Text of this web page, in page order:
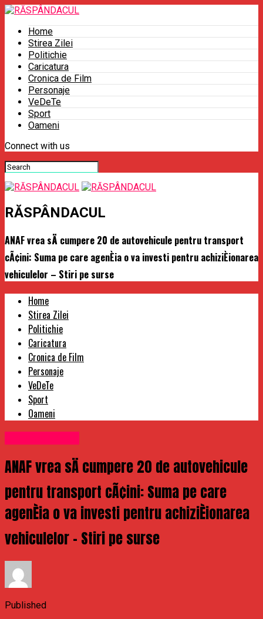
Home
Stirea Zilei
Politichie
Caricatura
Cronica de Film
Personaje
VeDeTe
Sport
Oameni
Connect with us
RĂSPÂNDACUL
ANAF vrea sÄ cumpere 20 de autovehicule pentru transport
cÃ¢ini: Suma pe care agenÈia o va investi pentru achiziÈionarea
vehiculelor – Stiri pe surse
Home
Stirea Zilei
Politichie
Caricatura
Cronica de Film
Personaje
VeDeTe
Sport
Oameni
ANAF vrea sÄ cumpere 20 de autovehicule
pentru transport cÃ¢ini: Suma pe care
agenÈia o va investi pentru achiziÈionarea
vehiculelor – Stiri pe surse
Published